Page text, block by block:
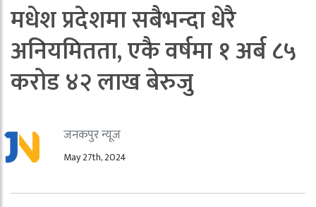
मधेश प्रदेशमा सबैभन्दा धेरै
अनियमितता, एकै वर्षमा १ अर्ब ८५
करोड ४२ लाख बेरुजु
जनकपुर न्यूज
May 27th, 2024